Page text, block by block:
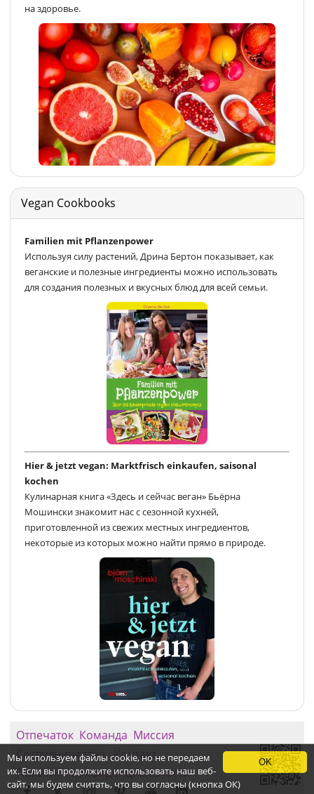
на здоровье.
Vegan Cookbooks
Familien mit Pflanzenpower
Используя силу растений, Дрина Бертон показывает, как
веганские и полезные ингредиенты можно использовать
для создания полезных и вкусных блюд для всей семьи.
Hier & jetzt vegan: Marktfrisch einkaufen, saisonal
kochen
Кулинарная книга «Здесь и сейчас веган» Бьёрна
Мошински знакомит нас с сезонной кухней,
приготовленной из свежих местных ингредиентов,
некоторые из которых можно найти прямо в природе.
Отпечаток Команда Миссия
СотрудничествоКонтакт
Политика конфиденциальности
OK
Мы используем файлы cookie, но не передаем
их. Если вы продолжите использовать наш веб-
сайт, мы будем считать, что вы согласны (кнопка ОК)